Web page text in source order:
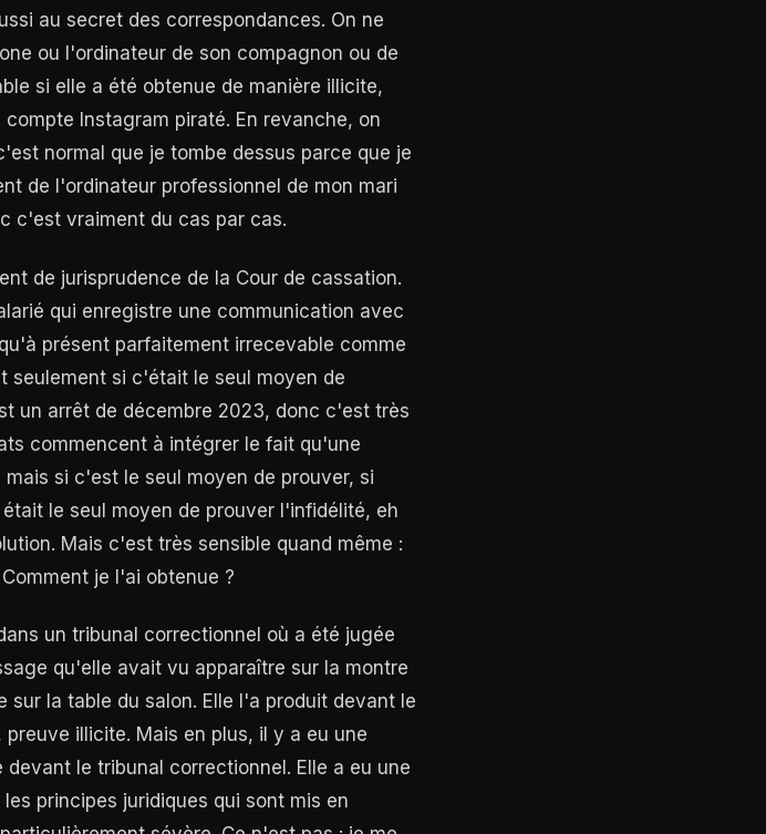
au secret des correspondances. On ne
ou l'ordinateur de son compagnon ou de
si elle a été obtenue de manière illicite,
Instagram piraté. En revanche, on
normal que je tombe dessus parce que je
de l'ordinateur professionnel de mon mari
c'est vraiment du cas par cas.
de jurisprudence de la Cour de cassation.
qui enregistre une communication avec
présent parfaitement irrecevable comme
seulement si c'était le seul moyen de
un arrêt de décembre 2023, donc c'est très
commencent à intégrer le fait qu'une
si c'est le seul moyen de prouver, si
le seul moyen de prouver l'infidélité, eh
Mais c'est très sensible quand même :
je l'ai obtenue ?
un tribunal correctionnel où a été jugée
qu'elle avait vu apparaître sur la montre
la table du salon. Elle l'a produit devant le
illicite. Mais en plus, il y a eu une
le tribunal correctionnel. Elle a eu une
principes juridiques qui sont mis en